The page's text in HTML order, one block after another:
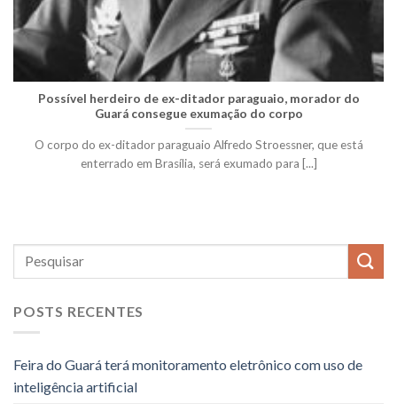
Possível herdeiro de ex-ditador paraguaio, morador do
Guará consegue exumação do corpo
O corpo do ex-ditador paraguaio Alfredo Stroessner, que está
enterrado em Brasília, será exumado para [...]
POSTS RECENTES
Feira do Guará terá monitoramento eletrônico com uso de
inteligência artificial